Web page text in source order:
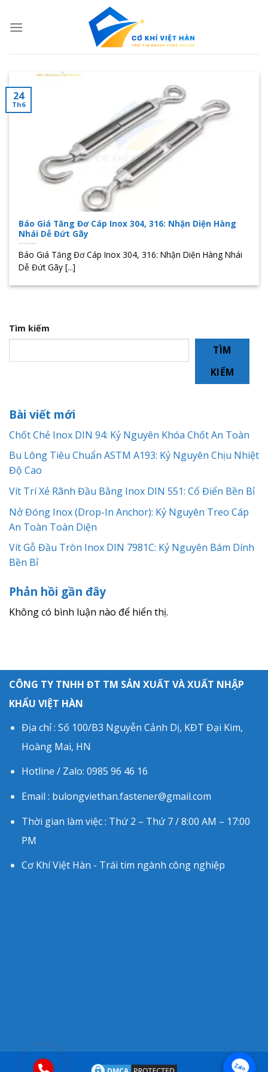
Báo Giá Tăng Đơ Cáp Inox 304, 316: Nhận Diện Hàng
Nhái Dễ Đứt Gãy
Báo Giá Tăng Đơ Cáp Inox 304, 316: Nhận Diện Hàng Nhái
Dễ Đứt Gãy [...]
24
Th6
Tìm kiếm
TÌM
KIẾM
Bài viết mới
Chốt Chẻ Inox DIN 94: Kỷ Nguyên Khóa Chốt An Toàn
Bu Lông Tiêu Chuẩn ASTM A193: Kỷ Nguyên Chịu Nhiệt
Độ Cao
Vít Trí Xẻ Rãnh Đầu Bằng Inox DIN 551: Cổ Điển Bền Bỉ
Nở Đóng Inox (Drop-In Anchor): Kỷ Nguyên Treo Cáp
An Toàn Toàn Diện
Vít Gỗ Đầu Tròn Inox DIN 7981C: Kỷ Nguyên Bám Dính
Bền Bỉ
Phản hồi gần đây
Không có bình luận nào để hiển thị.
CÔNG TY TNHH ĐT TM SẢN XUẤT VÀ XUẤT NHẬP
KHẨU VIỆT HÀN
Địa chỉ : Số 100/B3 Nguyễn Cảnh Dị, KĐT Đại Kim,
Hoàng Mai, HN
Hotline / Zalo: 0985 96 46 16
Email : bulongviethan.fastener@gmail.com
Thời gian làm việc : Thứ 2 – Thứ 7 / 8:00 AM – 17:00
PM
Cơ Khí Việt Hàn - Trái tim ngành công nghiệp
Zalo